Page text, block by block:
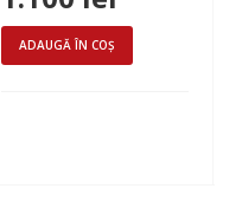
ADAUGĂ ÎN COȘ